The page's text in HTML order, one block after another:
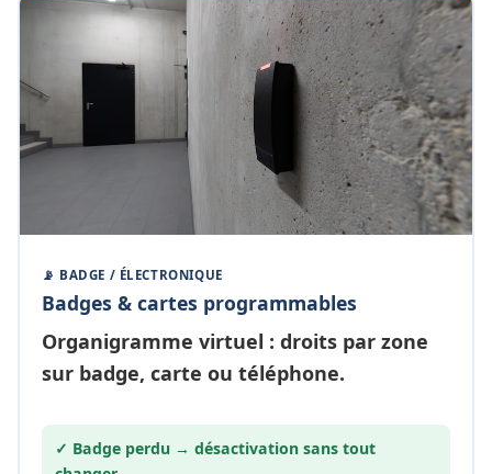
📡 BADGE / ÉLECTRONIQUE
Badges & cartes programmables
Organigramme virtuel : droits par zone
sur badge, carte ou téléphone.
✓ Badge perdu → désactivation sans tout